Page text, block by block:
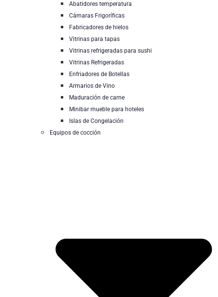
Abatidores temperatura
Cámaras Frigoríficas
Fabricadores de hielos
Vitrinas para tapas
Vitrinas refrigeradas para sushi
Vitrinas Refrigeradas
Enfriadores de Botellas
Armarios de Vino
Maduración de carne
Minibar mueble para hoteles
Islas de Congelación
Equipos de cocción